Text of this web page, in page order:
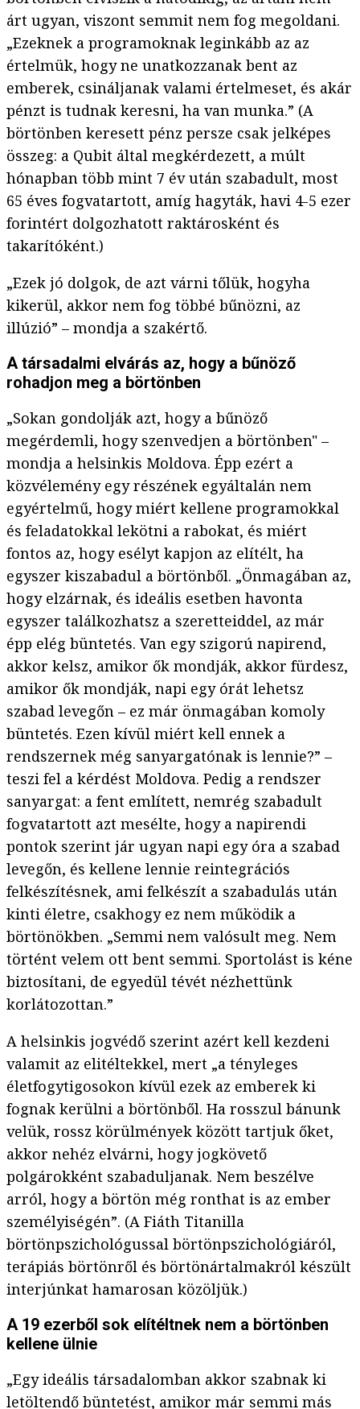
árt ugyan, viszont semmit nem fog megoldani.
„Ezeknek a programoknak leginkább az az
értelmük, hogy ne unatkozzanak bent az
emberek, csináljanak valami értelmeset, és akár
pénzt is tudnak keresni, ha van munka.” (A
börtönben keresett pénz persze csak jelképes
összeg: a Qubit által megkérdezett, a múlt
hónapban több mint 7 év után szabadult, most
65 éves fogvatartott, amíg hagyták, havi 4-5 ezer
forintért dolgozhatott raktárosként és
takarítóként.)
„Ezek jó dolgok, de azt várni tőlük, hogyha
kikerül, akkor nem fog többé bűnözni, az
illúzió” – mondja a szakértő.
A társadalmi elvárás az, hogy a bűnöző
rohadjon meg a börtönben
„Sokan gondolják azt, hogy a bűnöző
megérdemli, hogy szenvedjen a börtönben" –
mondja a helsinkis Moldova. Épp ezért a
közvélemény egy részének egyáltalán nem
egyértelmű, hogy miért kellene programokkal
és feladatokkal lekötni a rabokat, és miért
fontos az, hogy esélyt kapjon az elítélt, ha
egyszer kiszabadul a börtönből. „Önmagában az,
hogy elzárnak, és ideális esetben havonta
egyszer találkozhatsz a szeretteiddel, az már
épp elég büntetés. Van egy szigorú napirend,
akkor kelsz, amikor ők mondják, akkor fürdesz,
amikor ők mondják, napi egy órát lehetsz
szabad levegőn – ez már önmagában komoly
büntetés. Ezen kívül miért kell ennek a
rendszernek még sanyargatónak is lennie?” –
teszi fel a kérdést Moldova. Pedig a rendszer
sanyargat: a fent említett, nemrég szabadult
fogvatartott azt mesélte, hogy a napirendi
pontok szerint jár ugyan napi egy óra a szabad
levegőn, és kellene lennie reintegrációs
felkészítésnek, ami felkészít a szabadulás után
kinti életre, csakhogy ez nem működik a
börtönökben. „Semmi nem valósult meg. Nem
történt velem ott bent semmi. Sportolást is kéne
biztosítani, de egyedül tévét nézhettünk
korlátozottan.”
A helsinkis jogvédő szerint azért kell kezdeni
valamit az elitéltekkel, mert „a tényleges
életfogytigosokon kívül ezek az emberek ki
fognak kerülni a börtönből. Ha rosszul bánunk
velük, rossz körülmények között tartjuk őket,
akkor nehéz elvárni, hogy jogkövető
polgárokként szabaduljanak. Nem beszélve
arról, hogy a börtön még ronthat is az ember
személyiségén”. (A Fiáth Titanilla
börtönpszichológussal börtönpszichológiáról,
terápiás börtönről és börtönártalmakról készült
interjúnkat hamarosan közöljük.)
A 19 ezerből sok elítéltnek nem a börtönben
kellene ülnie
„Egy ideális társadalomban akkor szabnak ki
letöltendő büntetést, amikor már semmi más